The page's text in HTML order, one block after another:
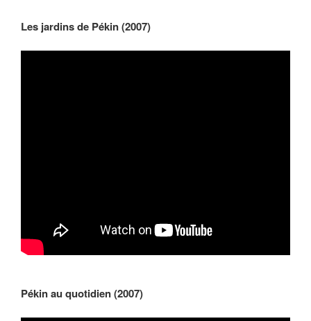
Les jardins de Pékin (2007)
Pékin au quotidien (2007)